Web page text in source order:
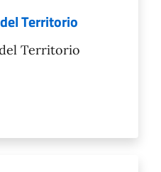
Territorio
Territorio